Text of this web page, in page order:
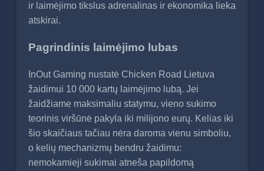
ir laimėjimo tikslus adrenalinas ir ekonomika lieka
atskirai.
Pagrindinis laimėjimo lubas
InOut Gaming nustatė Chicken Road Lietuva
žaidimui 10 000 kartų laimėjimo lubą. Jei
žaidžiame maksimaliu statymu, vieno sukimo
teorinis viršūnė pakyla iki milijono eurų. Kelias iki
šio skaičiaus tačiau nėra daroma vienu simboliu,
o kelių mechanizmų bendru žaidimu:
nemokamieji sukimai atneša papildomą